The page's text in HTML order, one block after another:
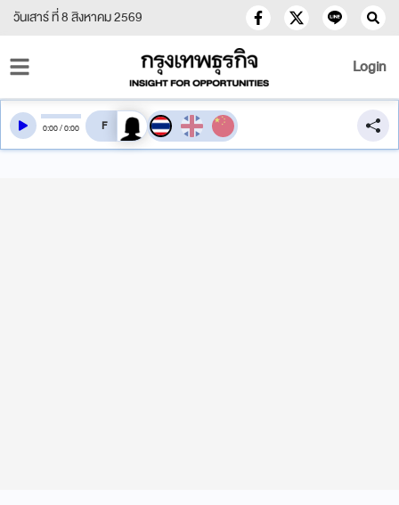
วันเสาร์ ที่ 8 สิงหาคม 2569
Login
0:00/0:00 สลับเสียงอ่าน